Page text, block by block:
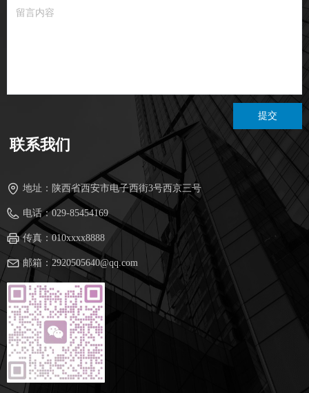
地址： 陕西省西安市电子西街3号西京三号
电话：029-85454169
传真： 010xxxx8888
邮箱： 2920505640@qq.com
联系我们
提交